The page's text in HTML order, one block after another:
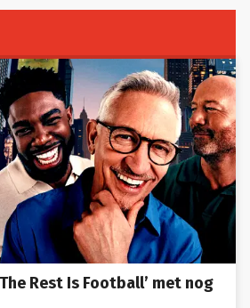
Rest Is Football’ met nog